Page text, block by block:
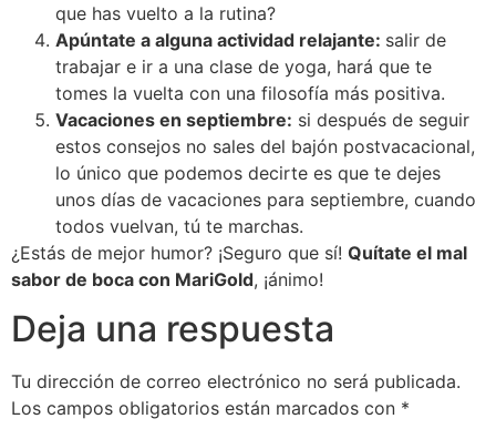
que has vuelto a la rutina?
Apúntate a alguna actividad relajante: salir de
trabajar e ir a una clase de yoga, hará que te
tomes la vuelta con una filosofía más positiva.
Vacaciones en septiembre: si después de seguir
estos consejos no sales del bajón postvacacional,
lo único que podemos decirte es que te dejes
unos días de vacaciones para septiembre, cuando
todos vuelvan, tú te marchas.
¿Estás de mejor humor? ¡Seguro que sí! Quítate el mal
sabor de boca con MariGold, ¡ánimo!
Deja una respuesta
Tu dirección de correo electrónico no será publicada.
Los campos obligatorios están marcados con *